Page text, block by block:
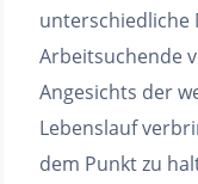
unterschiedliche
Arbeitsuchende
Angesichts der
Lebenslauf
dem Punkt zu